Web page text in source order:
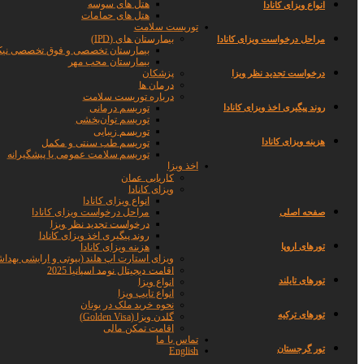
انواع ویزای کانادا
مراحل درخواست ویزای کانادا
درخواست تجدید نظر ویزا
روند پیگیری اخذ ویزای کانادا
هزینه ویزای کانادا
صفحه اصلی
تورهای اروپا
تورهای تایلند
تورهای ترکیه
تور گرجستان
هتل های سوسه
هتل های حمامات
توریست سلامت
بیمارستان های (IPD)
بیمارستان تخصصی و فوق تخصصی
بیمارستان محب مهر
پزشکان
درمان ها
درباره توریست سلامت
توریسم درمانی
توریسم توان‌بخشی
توریسم زیبایی
توریسم طب سنتی و مکمل
توریسم سلامت عمومی یا پیشگیرانه
اخذ ویزا
کاریابی عمان
ویزای کانادا
انواع ویزای کانادا
مراحل درخواست ویزای کانادا
درخواست تجدید نظر ویزا
روند پیگیری اخذ ویزای کانادا
هزینه ویزای کانادا
ویزای استارت اپ هلند (بیوتی و ارایشی
اقامت دیجیتال نومد اسپانیا 2025
انواع ویزا
انواع تایپ ویزا
نحوه خرید ملک در یونان
گلدن ویزا (Golden Visa)
اقامت تمکن مالی
تماس با ما
English